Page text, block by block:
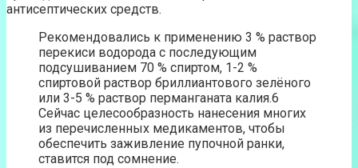
антисептических средств.
Рекомендовались к применению 3 % раствор
перекиси водорода с последующим
подсушиванием 70 % спиртом, 1-2 %
спиртовой раствор бриллиантового зелёного
или 3-5 % раствор перманганата калия.6
Сейчас целесообразность нанесения многих
из перечисленных медикаментов, чтобы
обеспечить заживление пупочной ранки,
ставится под сомнение.